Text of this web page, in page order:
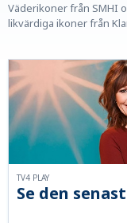
Väderikoner från SMHI
likvärdiga ikoner från
Se den
TV4 PLAY